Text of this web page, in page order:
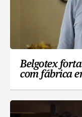
Belgotex
com fábrica